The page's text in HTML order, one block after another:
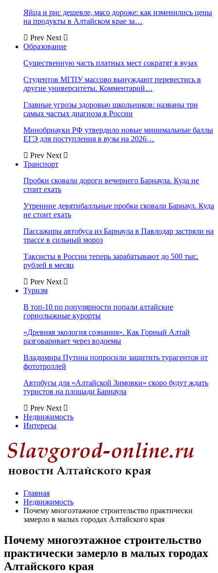
Яйца и рис дешевле, мясо дороже: как изменились цены
на продукты в Алтайском крае за…
Prev Next
Образование
Существенную часть платных мест сократят в вузах
Студентов МГПУ массово вынуждают перевестись в
другие университеты. Комментарий…
Главные угрозы здоровью школьников: названы три
самых частых диагноза в России
Минобрнауки РФ утвердило новые минимальные баллы
ЕГЭ для поступления в вузы на 2026…
Prev Next
Транспорт
Пробки сковали дороги вечернего Барнаула. Куда не
стоит ехать
Утренние девятибалльные пробки сковали Барнаул. Куда
не стоит ехать
Пассажиры автобуса из Барнаула в Павлодар застряли на
трассе в сильный мороз
Таксисты в России теперь зарабатывают до 500 тыс.
рублей в месяц
Prev Next
Туризм
В топ-10 по популярности попали алтайские
горнолыжные курорты
«Древняя экология сознания». Как Горный Алтай
разговаривает через водоемы
Владимира Путина попросили защитить турагентов от
фототроллей
Автобусы для «Алтайской Зимовки» скоро будут ждать
туристов на площади Барнаула
Prev Next
Недвижимость
Интересы
Главная
Недвижимость
Почему многоэтажное строительство практически
замерло в малых городах Алтайского края
Почему многоэтажное строительство
практически замерло в малых городах
Алтайского края